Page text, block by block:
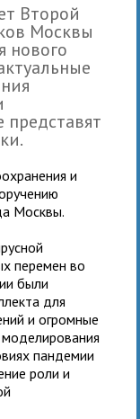
Второй
Москвы
нового
представят
и
Москвы.
перемен во
были
для
и огромные
пандемии
роли и